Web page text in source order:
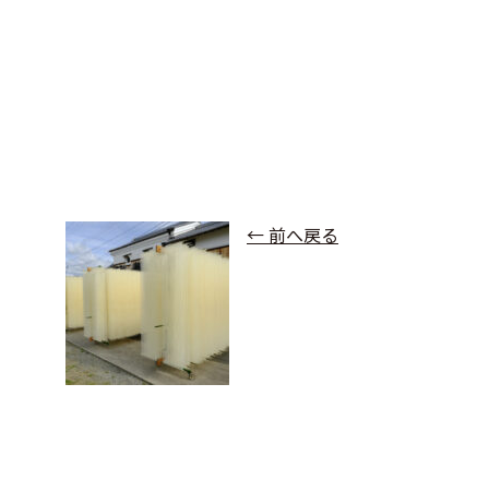
← 前へ戻る